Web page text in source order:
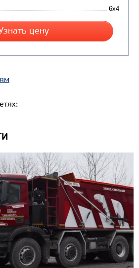
кг
м3
Узнать цену